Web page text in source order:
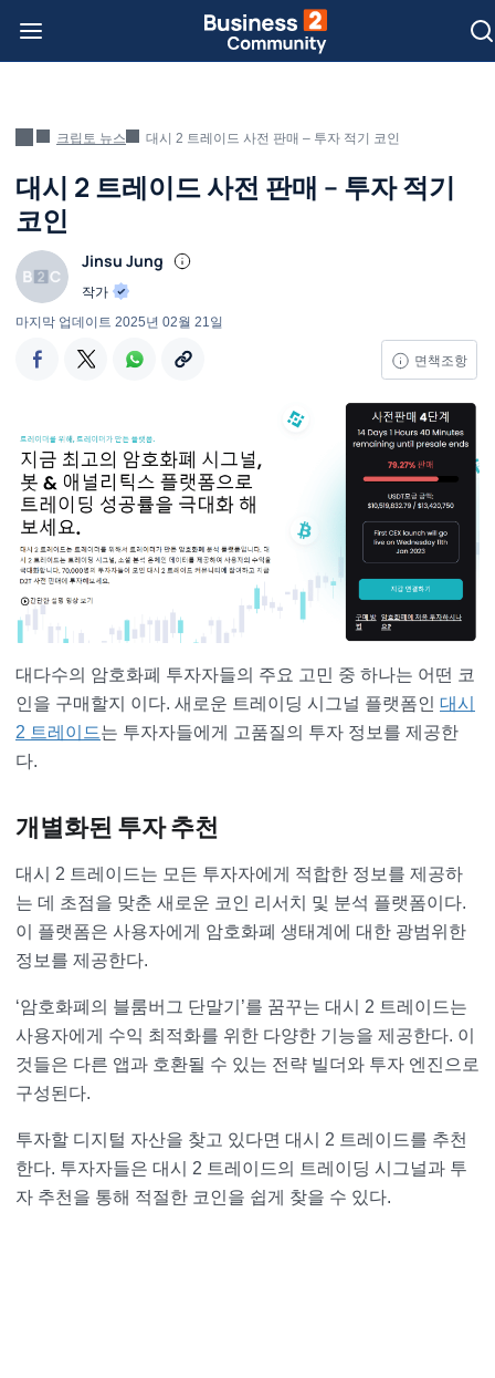
크립토 뉴스 대시 2 트레이드 사전 판매 – 투자 적기 코인
대시 2 트레이드 사전 판매 – 투자 적기
코인
Jinsu Jung
작가
면책조항
마지막 업데이트 2025년 02월 21일
대다수의 암호화폐 투자자들의 주요 고민 중 하나는 어떤 코
인을 구매할지 이다. 새로운 트레이딩 시그널 플랫폼인 대시
2 트레이드는 투자자들에게 고품질의 투자 정보를 제공한
다.
개별화된 투자 추천
대시 2 트레이드는 모든 투자자에게 적합한 정보를 제공하
는 데 초점을 맞춘 새로운 코인 리서치 및 분석 플랫폼이다.
이 플랫폼은 사용자에게 암호화폐 생태계에 대한 광범위한
정보를 제공한다.
‘암호화폐의 블룸버그 단말기’를 꿈꾸는 대시 2 트레이드는
사용자에게 수익 최적화를 위한 다양한 기능을 제공한다. 이
것들은 다른 앱과 호환될 수 있는 전략 빌더와 투자 엔진으로
구성된다.
투자할 디지털 자산을 찾고 있다면 대시 2 트레이드를 추천
한다. 투자자들은 대시 2 트레이드의 트레이딩 시그널과 투
자 추천을 통해 적절한 코인을 쉽게 찾을 수 있다.